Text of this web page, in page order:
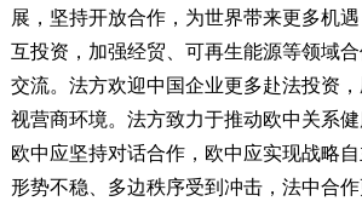
展，坚持开放合作，为世界带来更多机
互投资，加强经贸、可再生能源等领域
交流。法方欢迎中国企业更多赴法投资
视营商环境。法方致力于推动欧中关系
欧中应坚持对话合作，欧中应实现战略
形势不稳、多边秩序受到冲击，法中合